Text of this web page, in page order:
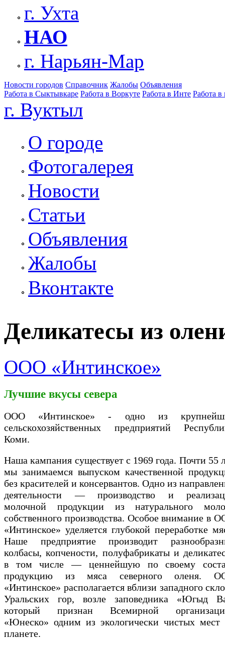
г. Ухта
НАО
г. Нарьян-Мар
Новости городов Справочник Жалобы Объявления
Работа в Сыктывкаре Работа в Воркуте Работа в Инте Работа в
г. Вуктыл
О городе
Фотогалерея
Новости
Статьи
Объявления
Жалобы
Вконтакте
Деликатесы из
ООО «Интинское»
Лучшие вкусы севера
ООО «Интинское» - одно из
сельскохозяйственных предприятий
Коми.
Наша кампания существует с 1969 года. Почти 55
мы занимаемся выпуском качественной
без красителей и консервантов. Одно из
деятельности — производство и
молочной продукции из натурального
собственного производства. Особое внимание в
«Интинское» уделяется глубокой переработке
Наше предприятие производит
колбасы, копчености, полуфабрикаты и
в том числе — ценнейшую по своему
продукцию из мяса северного оленя.
«Интинское» располагается вблизи западного
Уральских гор, возле заповедника «Югыд
который признан Всемирной
«Юнеско» одним из экологически чистых мест
планете.